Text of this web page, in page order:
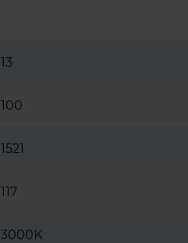
13
100
1521
117
3000K